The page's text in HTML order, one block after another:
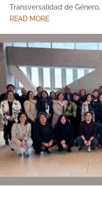
Transversalidad de Género,
READ MORE